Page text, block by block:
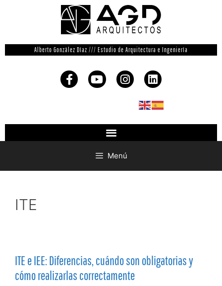
Alberto González Díaz /// Estudio de Arquitectura e Ingeniería
Menú
ITE
ITE e IEE: Diferencias, cuándo son obligatorias y
cómo realizarlas correctamente